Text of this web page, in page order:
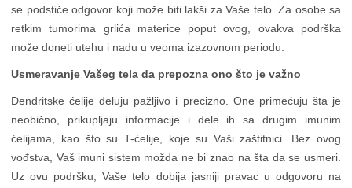
se podstiče odgovor koji može biti lakši za Vaše telo. Za osobe sa
retkim tumorima grlića materice poput ovog, ovakva podrška
može doneti utehu i nadu u veoma izazovnom periodu.
Usmeravanje Vašeg tela da prepozna ono što je važno
Dendritske ćelije deluju pažljivo i precizno. One primećuju šta je
neobično, prikupljaju informacije i dele ih sa drugim imunim
ćelijama, kao što su T-ćelije, koje su Vaši zaštitnici. Bez ovog
vođstva, Vaš imuni sistem možda ne bi znao na šta da se usmeri.
Uz ovu podršku, Vaše telo dobija jasniji pravac u odgovoru na